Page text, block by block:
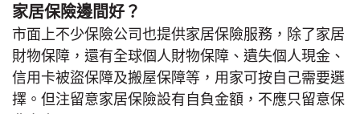
家居保險邊間好？
市面上不少保險公司也提供家居保險服務，除了家居
財物保障，還有全球個人財物保障、遺失個人現金、
信用卡被盜保障及搬屋保障等，用家可按自己需要選
擇。但注留意家居保險設有自負金額，不應只留意保